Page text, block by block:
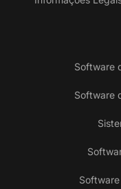
Software
Software